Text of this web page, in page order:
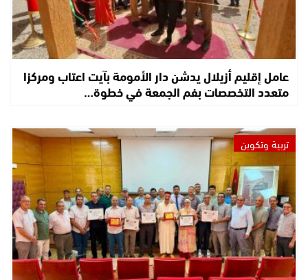
عامل إقليم أزيلال يدشن دار الأمومة بآيت اعتاب ومركزا
متعدد التخصصات بفم الجمعة في خطوة…
تربية وتكوين